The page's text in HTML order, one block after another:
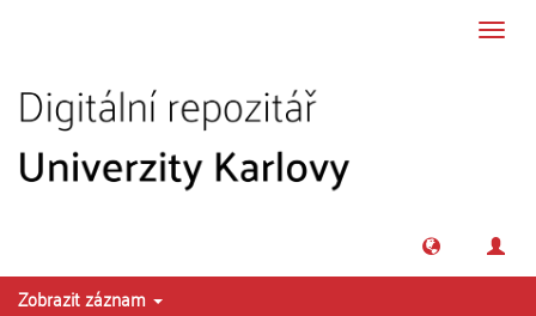
Zobrazit záznam